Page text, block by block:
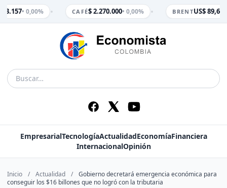
3.157• 0,00% CAFÉ$ 2.270.000• 0,00% BRENTUS$ 89,65
EmpresarialTecnologíaActualidadEconomíaFinanciera
InternacionalOpinión
Inicio / Actualidad /
Gobierno decretará emergencia económica para
conseguir los $16 billones que no logró con la tributaria